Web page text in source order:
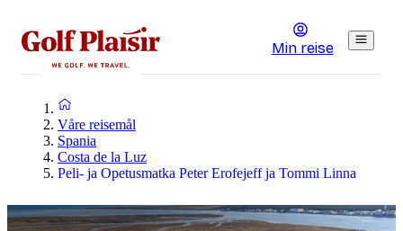
Min reise
Våre reisemål
Spania
Costa de la Luz
Peli- ja Opetusmatka Peter Erofejeff ja Tommi Linna